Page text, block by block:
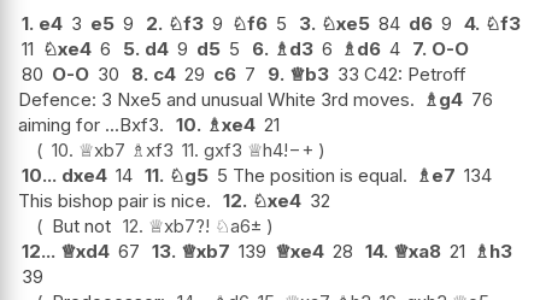
1. e4 3 e5 9 2. ♘f3 9 ♘f6 5 3. ♘xe5 84 d6 9 4. ♘f3
11 ♘xe4 6 5. d4 9 d5 5 6. ♗d3 6 ♗d6 4 7. O-O
80 O-O 30 8. c4 29 c6 7 9. ♕b3 33 C42: Petroff
Defence: 3 Nxe5 and unusual White 3rd moves. ♗g4 76
aiming for ...Bxf3. 10. ♗xe4 21
10. ♕xb7 ♗xf3 11. gxf3 ♕h4!−+
10... dxe4 14 11. ♘g5 5 The position is equal. ♗e7 134
This bishop pair is nice. 12. ♘xe4 32
But not 12. ♕xb7?! ♘a6±
12... ♕xd4 67 13. ♕xb7 139 ♕xe4 28 14. ♕xa8 21 ♗h3
39